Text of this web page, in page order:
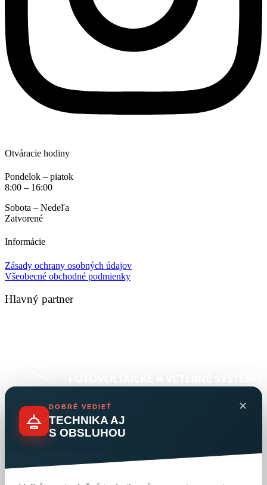
Otváracie hodiny
Pondelok – piatok
8:00 – 16:00
Sobota – Nedeľa
Zatvorené
Informácie
Zásady ochrany osobných údajov
Všeobecné obchodné podmienky
Hlavný partner
✕
DOBRÉ VEDIEŤ
TECHNIKA AJ
S OBSLUHOU